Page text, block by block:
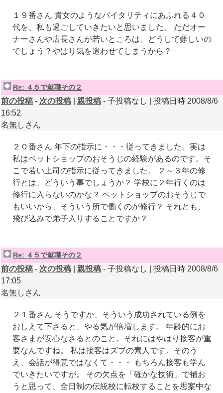
１９番さん 貴女のようなバイタリティにあふれる４０
代を、私も過ごしていきたいと思いました。 ただオー
ナーさんや店長さんが若いところは、どうして難しいの
でしょう？やはり気を遣わせてしまうから？
Re: ４５で就職その２
前の投稿 - 次の投稿 親投稿 - 子投稿なし | 投稿日時 2008/8/6
16:52
名無しさん
２０番さん 年下の指示に・・・従ってきました。実は
私はペットショップのおそうじの経験があるのです。そ
こで若い上司の指示に従ってきました。 ２～３年の修
行とは、どういう事でしょうか？ 学校に２年行くのは
修行に入らないのかな？ ペットショップのおそうじで
もいいから、そういう所で働くのが修行？ それとも、
飛び込みで弟子入りすることですか？
Re: ４５で就職その２
前の投稿 - 次の投稿 親投稿 - 子投稿なし | 投稿日時 2008/8/6
17:05
名無しさん
２１番さん そうですか、そういう成功されている例を
おしえて下さると、やる気が倍増します。 年齢的にお
客さまが安心なさるとのこと。それにはやはり接客が重
要なんですね。 私は接客はズブの素人です。そのう
え、会話が得意ではなくて・・・ もちろん接客も学ん
でいきたいですが。 その欠点を「確かな技術」で補お
うと思って、全日制の伝統校に転校することを思案中な